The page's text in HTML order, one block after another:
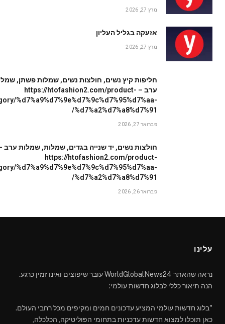
מרץ 27, 2026
אזעקה בגליל העליון
מרץ 27, 2026
חליפות קיץ נשים, חולצות נשים, שמלות פשתן,
ערב – https://htofashion2.com/product-
%d7%a9%d7%9e%d7%9c%d7%95%d7%aa-
%d7%a2%d7%a8%d7%91/
פברואר 27, 2026
חולצות נשים, יד שנייה בגדים, שמלות, שמלות ערב
https://htofashion2.com/product-
%d7%a9%d7%9e%d7%9c%d7%95%d7%aa-
%d7%a2%d7%a8%d7%91/
פברואר 26, 2026
עלינו
נראה שהאתר WorldGlobalNews24 עובר שיפוצים ואינו זמין כרגע.
הנה תיאור כללי לבלוג חדשות עולמי:
"בלוג חדשות עולמי המציע עדכונים חמים ומקיפים מכל רחבי העולם.
כאן תוכלו למצוא חדשות עדכניות בתחומי הפוליטיקה, הכלכלה,